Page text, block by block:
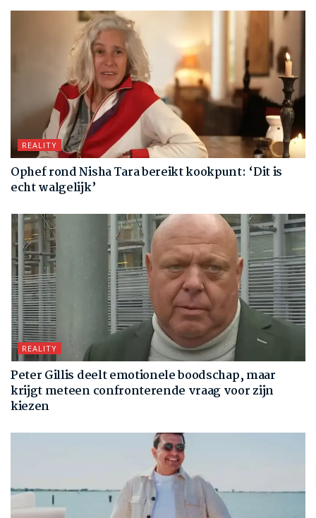
REALITY
Ophef rond Nisha Tara bereikt kookpunt: ‘Dit is
echt walgelijk’
REALITY
Peter Gillis deelt emotionele boodschap, maar
krijgt meteen confronterende vraag voor zijn
kiezen